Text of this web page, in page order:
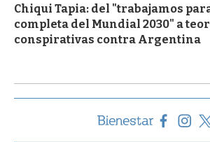
Chiqui Tapia: del "trabajamos
completa del Mundial 2030" a
conspirativas contra Argentina